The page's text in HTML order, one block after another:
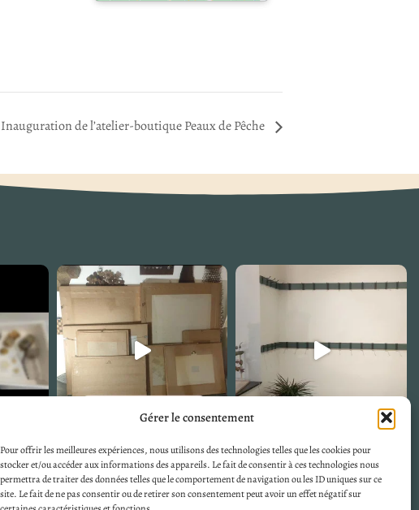
Gérer le consentement
Pour offrir les meilleures expériences, nous utilisons des technologies telles que les cookies pour
stocker et/ou accéder aux informations des appareils. Le fait de consentir à ces technologies nous
permettra de traiter des données telles que le comportement de navigation ou les ID uniques sur ce
site. Le fait de ne pas consentir ou de retirer son consentement peut avoir un effet négatif sur
Inauguration de l’atelier-boutique Peaux de Pêche